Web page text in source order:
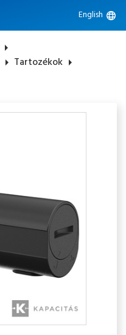
English language
arrow_right
arrow_right Tartozékok arrow_right